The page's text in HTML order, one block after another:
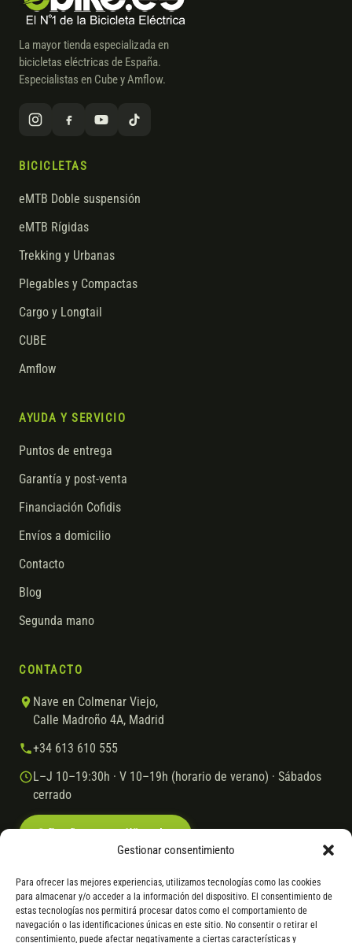
Gestionar consentimiento
Para ofrecer las mejores experiencias, utilizamos tecnologías como las cookies
para almacenar y/o acceder a la información del dispositivo. El consentimiento de
estas tecnologías nos permitirá procesar datos como el comportamiento de
navegación o las identificaciones únicas en este sitio. No consentir o retirar el
consentimiento, puede afectar negativamente a ciertas características y
La mayor tienda especializada en
bicicletas eléctricas de España.
Especialistas en Cube y Amflow.
BICICLETAS
eMTB Doble suspensión
eMTB Rígidas
Trekking y Urbanas
Plegables y Compactas
Cargo y Longtail
CUBE
Amflow
AYUDA Y SERVICIO
Puntos de entrega
Garantía y post-venta
Financiación Cofidis
Envíos a domicilio
Contacto
Blog
Segunda mano
CONTACTO
Nave en Colmenar Viejo,
Calle Madroño 4A, Madrid
+34 613 610 555
L–J 10–19:30h · V 10–19h (horario de verano) · Sábados
cerrado
© 2026 Ebike.esAviso legal Política de cookies
VISA Mastercard Transferencia Cofidis